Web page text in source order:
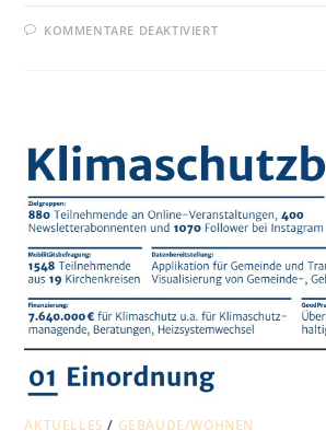
KOMMENTARE DEAKTIVIERTFÜR
PREISVORTEIL
NUTZEN
AKTUELLES / GEBÄUDE/WOHNEN